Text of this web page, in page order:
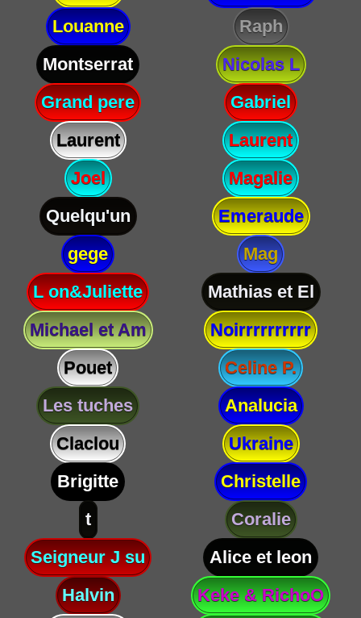
Louanne
Raph
Montserrat
Nicolas L
Grand pere
Gabriel
Laurent
Laurent
Joel
Magalie
Quelqu'un
Emeraude
gege
Mag
L on&Juliette
Mathias et El
Michael et Am
Noirrrrrrrrrr
Pouet
Celine P.
Les tuches
Analucia
Claclou
Ukraine
Brigitte
Christelle
t
Coralie
Seigneur J su
Alice et leon
Halvin
Keke & RichoO